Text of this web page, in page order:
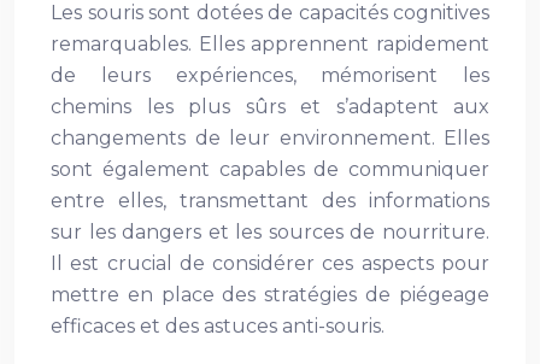
Les souris sont dotées de capacités cognitives
remarquables. Elles apprennent rapidement
de leurs expériences, mémorisent les
chemins les plus sûrs et s’adaptent aux
changements de leur environnement. Elles
sont également capables de communiquer
entre elles, transmettant des informations
sur les dangers et les sources de nourriture.
Il est crucial de considérer ces aspects pour
mettre en place des stratégies de piégeage
efficaces et des astuces anti-souris.